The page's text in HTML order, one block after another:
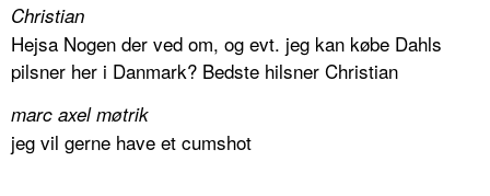
Christian
Hejsa Nogen der ved om, og evt. jeg kan købe Dahls
pilsner her i Danmark? Bedste hilsner Christian
marc axel møtrik
jeg vil gerne have et cumshot